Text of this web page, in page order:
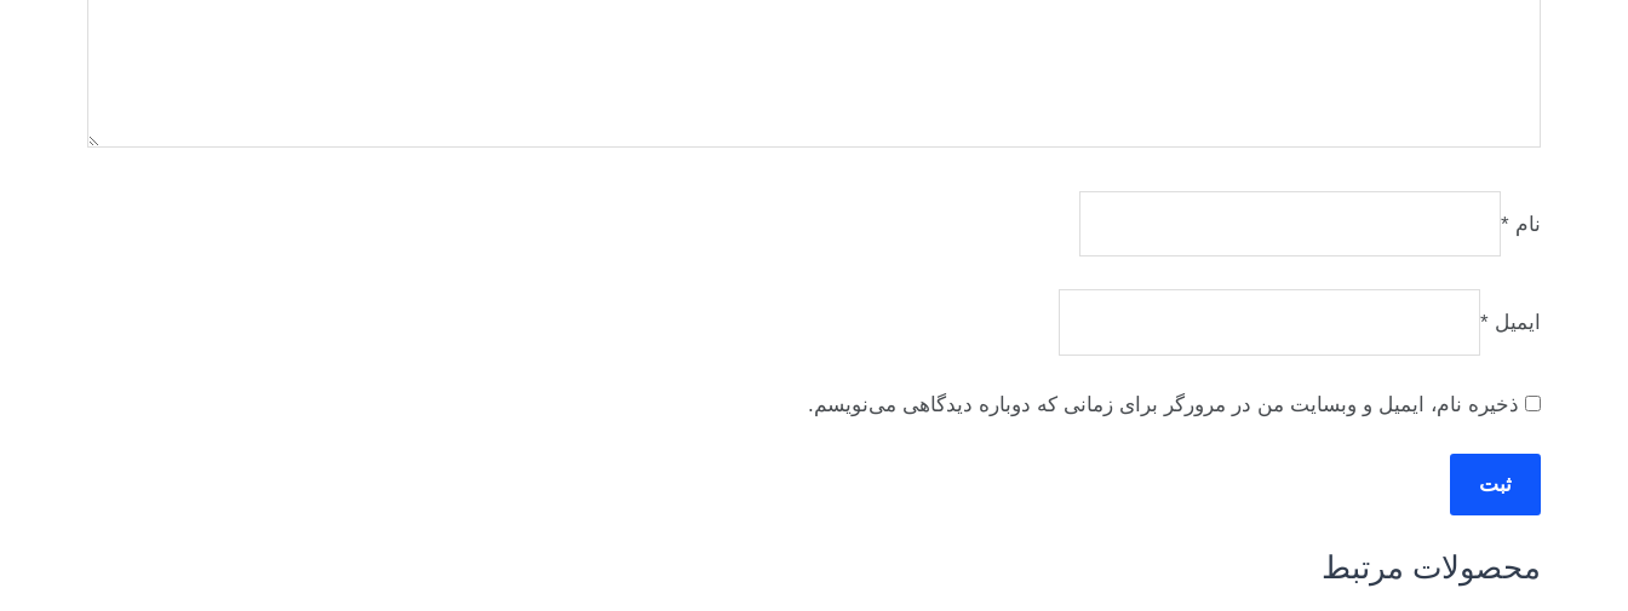
نام *
ایمیل *
ذخیره نام، ایمیل و وبسایت من در مرورگر برای زمانی که دوباره دیدگاهی می‌نویسم.
محصولات مرتبط